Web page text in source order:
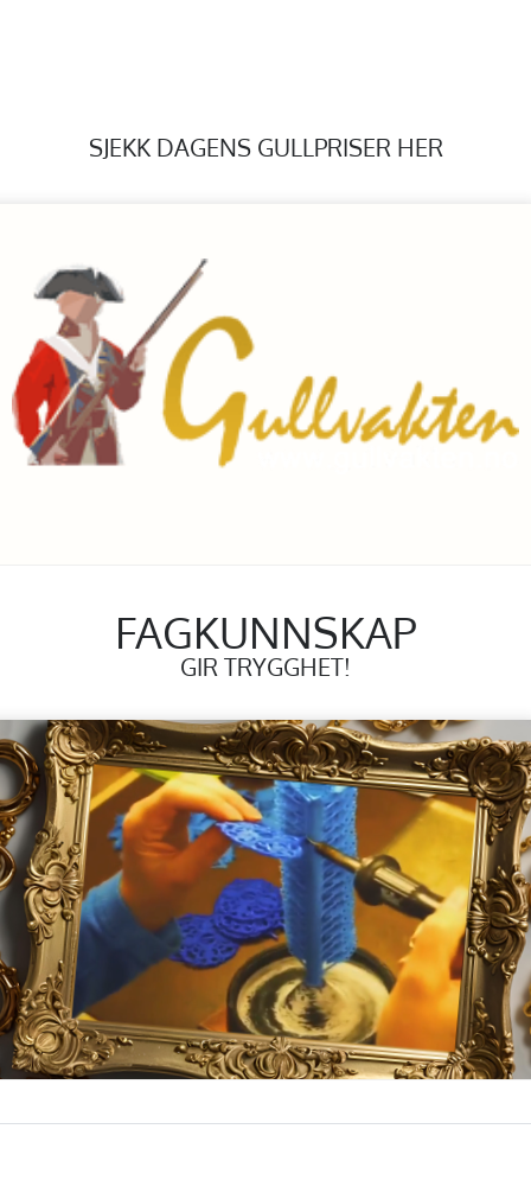
SJEKK DAGENS GULLPRISER HER
FAGKUNNSKAP
GIR TRYGGHET!